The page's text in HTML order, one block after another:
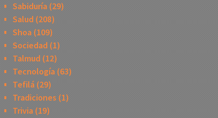
Sabiduría(29)
Salud (208)
Shoa(109)
Sociedad(1)
Talmud (12)
Tecnología(63)
Tefilá(29)
Tradiciones (1)
Trivia(19)